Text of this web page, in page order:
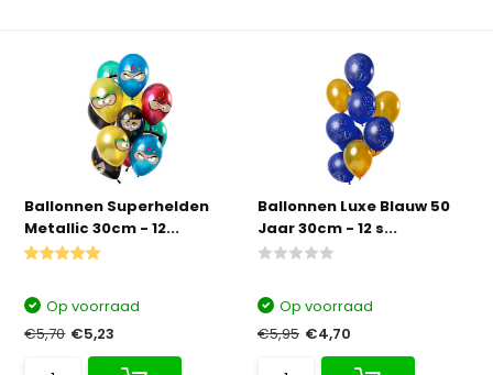
Ballonnen Superhelden
Metallic 30cm - 12...
Op voorraad
€5,70 €5,23
Ballonnen Luxe Blauw 50
Jaar 30cm - 12 s...
Op voorraad
€5,95 €4,70